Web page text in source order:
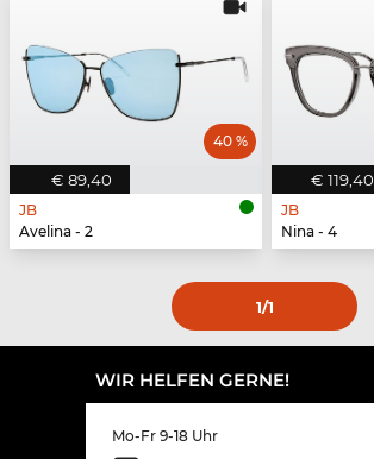
€ 89,40
40 %
JB
Avelina - 2
€ 119,40
JB
Nina - 4
1/1
WIR HELFEN GERNE!
Mo-Fr 9-18 Uhr